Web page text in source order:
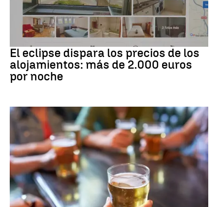
Eclipse solar
El eclipse dispara los precios de los
alojamientos: más de 2.000 euros
por noche